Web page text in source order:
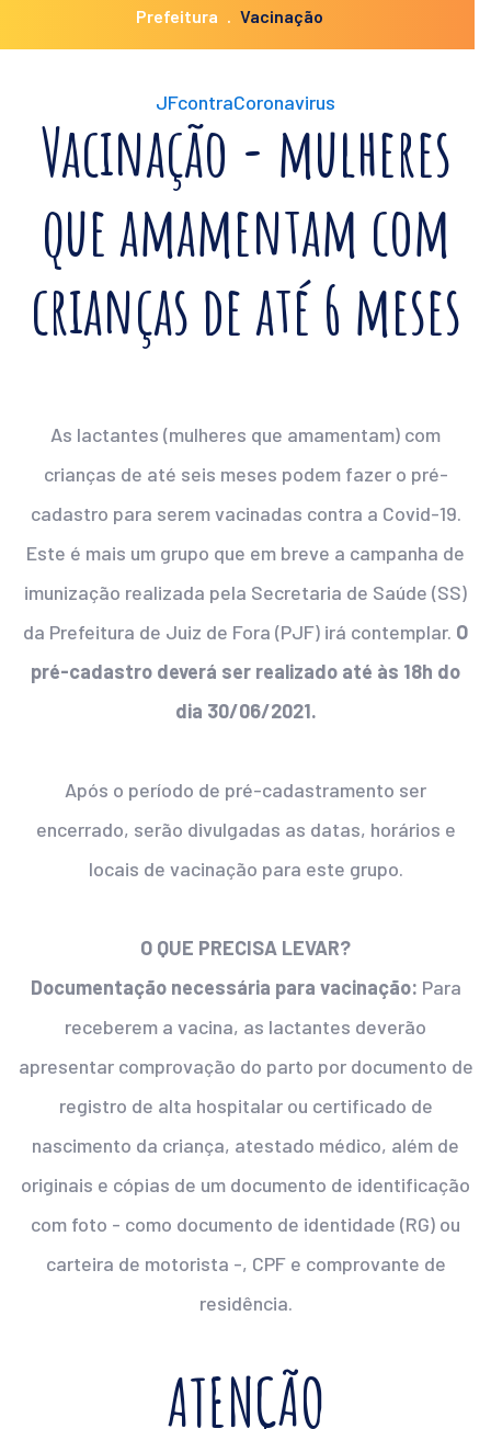
Prefeitura Vacinação
JFcontraCoronavirus
Vacinação - mulheres
que amamentam com
crianças de até 6 meses
As lactantes (mulheres que amamentam) com
crianças de até seis meses podem fazer o pré-
cadastro para serem vacinadas contra a Covid-19.
Este é mais um grupo que em breve a campanha de
imunização realizada pela Secretaria de Saúde (SS)
da Prefeitura de Juiz de Fora (PJF) irá contemplar. O
pré-cadastro deverá ser realizado até às 18h do
dia 30/06/2021.
Após o período de pré-cadastramento ser
encerrado, serão divulgadas as datas, horários e
locais de vacinação para este grupo.
O QUE PRECISA LEVAR?
Documentação necessária para vacinação: Para
receberem a vacina, as lactantes deverão
apresentar comprovação do parto por documento de
registro de alta hospitalar ou certificado de
nascimento da criança, atestado médico, além de
originais e cópias de um documento de identificação
com foto - como documento de identidade (RG) ou
carteira de motorista -, CPF e comprovante de
residência.
ATENÇÃO